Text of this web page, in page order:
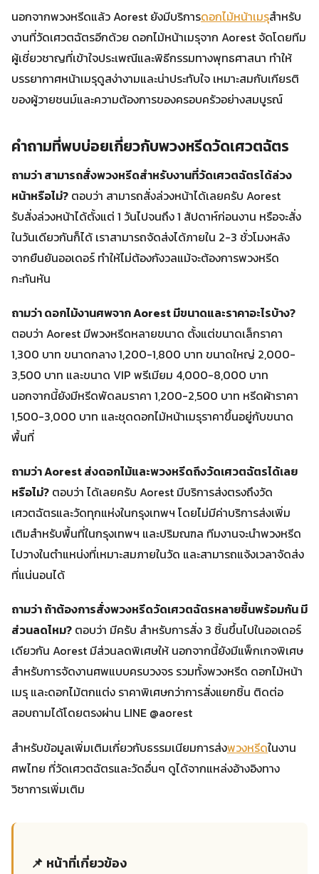
นอกจากพวงหรีดแล้ว Aorest ยังมีบริการดอกไม้หน้าเมรุสำหรับ
งานที่วัดเศวตฉัตรอีกด้วย ดอกไม้หน้าเมรุจาก Aorest จัดโดยทีม
ผู้เชี่ยวชาญที่เข้าใจประเพณีและพิธีกรรมทางพุทธศาสนา ทำให้
บรรยากาศหน้าเมรุดูสง่างามและน่าประทับใจ เหมาะสมกับเกียรติ
ของผู้วายชนม์และความต้องการของครอบครัวอย่างสมบูรณ์
คำถามที่พบบ่อยเกี่ยวกับพวงหรีดวัดเศวตฉัตร
ถามว่า สามารถสั่งพวงหรีดสำหรับงานที่วัดเศวตฉัตรได้ล่วง
หน้าหรือไม่? ตอบว่า สามารถสั่งล่วงหน้าได้เลยครับ Aorest
รับสั่งล่วงหน้าได้ตั้งแต่ 1 วันไปจนถึง 1 สัปดาห์ก่อนงาน หรือจะสั่ง
ในวันเดียวกันก็ได้ เราสามารถจัดส่งได้ภายใน 2-3 ชั่วโมงหลัง
จากยืนยันออเดอร์ ทำให้ไม่ต้องกังวลแม้จะต้องการพวงหรีด
กะทันหัน
ถามว่า ดอกไม้งานศพจาก Aorest มีขนาดและราคาอะไรบ้าง?
ตอบว่า Aorest มีพวงหรีดหลายขนาด ตั้งแต่ขนาดเล็กราคา
1,300 บาท ขนาดกลาง 1,200-1,800 บาท ขนาดใหญ่ 2,000-
3,500 บาท และขนาด VIP พรีเมียม 4,000-8,000 บาท
นอกจากนี้ยังมีหรีดพัดลมราคา 1,200-2,500 บาท หรีดผ้าราคา
1,500-3,000 บาท และชุดดอกไม้หน้าเมรุราคาขึ้นอยู่กับขนาด
พื้นที่
ถามว่า Aorest ส่งดอกไม้และพวงหรีดถึงวัดเศวตฉัตรได้เลย
หรือไม่? ตอบว่า ได้เลยครับ Aorest มีบริการส่งตรงถึงวัด
เศวตฉัตรและวัดทุกแห่งในกรุงเทพฯ โดยไม่มีค่าบริการส่งเพิ่ม
เติมสำหรับพื้นที่ในกรุงเทพฯ และปริมณฑล ทีมงานจะนำพวงหรีด
ไปวางในตำแหน่งที่เหมาะสมภายในวัด และสามารถแจ้งเวลาจัดส่ง
ที่แน่นอนได้
ถามว่า ถ้าต้องการสั่งพวงหรีดวัดเศวตฉัตรหลายชิ้นพร้อมกัน มี
ส่วนลดไหม? ตอบว่า มีครับ สำหรับการสั่ง 3 ชิ้นขึ้นไปในออเดอร์
เดียวกัน Aorest มีส่วนลดพิเศษให้ นอกจากนี้ยังมีแพ็กเกจพิเศษ
สำหรับการจัดงานศพแบบครบวงจร รวมทั้งพวงหรีด ดอกไม้หน้า
เมรุ และดอกไม้ตกแต่ง ราคาพิเศษกว่าการสั่งแยกชิ้น ติดต่อ
สอบถามได้โดยตรงผ่าน LINE @aorest
สำหรับข้อมูลเพิ่มเติมเกี่ยวกับธรรมเนียมการส่งพวงหรีดในงาน
ศพไทย ที่วัดเศวตฉัตรและวัดอื่นๆ ดูได้จากแหล่งอ้างอิงทาง
วิชาการเพิ่มเติม
📌 หน้าที่เกี่ยวข้อง